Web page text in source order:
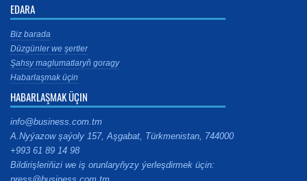
EDARA
Biz barada
Düzgünler we şertler
Şahsy maglumatlaryň goragy
Habarlaşmak üçin
HABARLAŞMAK ÜÇIN
info@business.com.tm
A.Nyýazow şaýoly 157, Aşgabat, Türkmenistan, 744000
+993 61 89 14 98
Bildirişleriňizi we iş orunlaryňyzy ýerleşdirmek üçin: